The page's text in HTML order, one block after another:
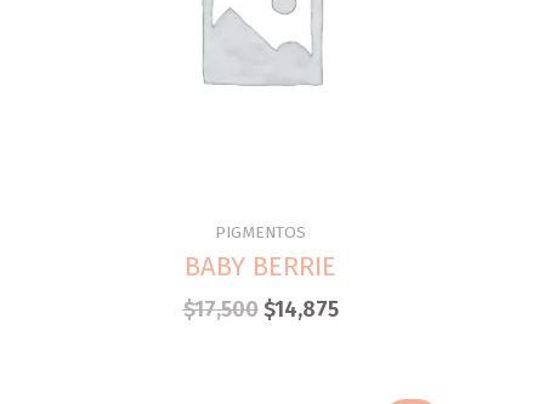
PIGMENTOS
BABY BERRIE
$17,500 $14,875